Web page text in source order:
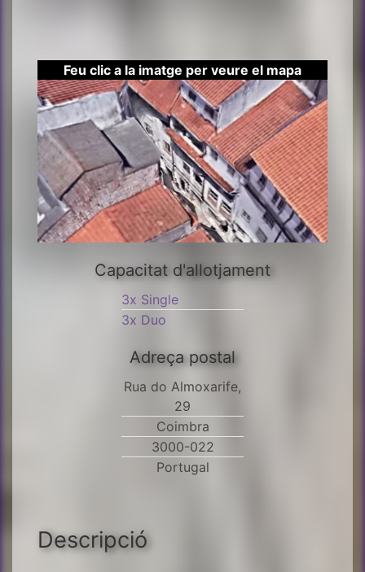
Feu clic a la imatge per veure el mapa
Capacitat d'allotjament
3x Single
3x Duo
Adreça postal
Rua do Almoxarife,
29
Coimbra
3000-022
Portugal
Descripció